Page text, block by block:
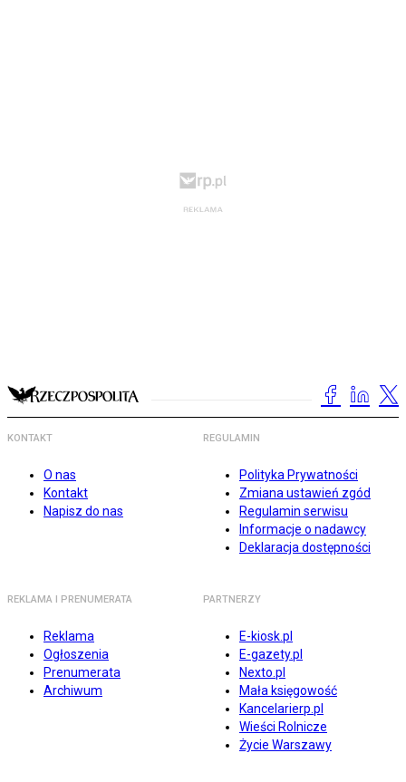
KONTAKT
O nas
Kontakt
Napisz do nas
REGULAMIN
Polityka Prywatności
Zmiana ustawień zgód
Regulamin serwisu
Informacje o nadawcy
Deklaracja dostępności
REKLAMA I PRENUMERATA
Reklama
Ogłoszenia
Prenumerata
Archiwum
PARTNERZY
E-kiosk.pl
E-gazety.pl
Nexto.pl
Mała księgowość
Kancelarierp.pl
Wieści Rolnicze
Życie Warszawy